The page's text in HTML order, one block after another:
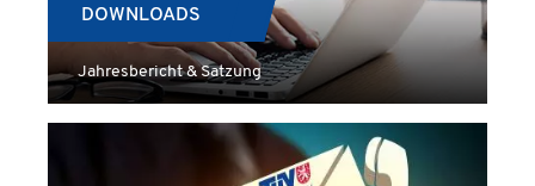
DOWNLOADS
Jahresbericht & Satzung